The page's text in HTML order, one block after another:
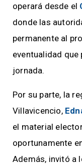
operará desde el
donde las
permanente al
eventualidad que
jornada.
Por su parte, la
Villavicencio,
el material
oportunamente
Además, invitó a